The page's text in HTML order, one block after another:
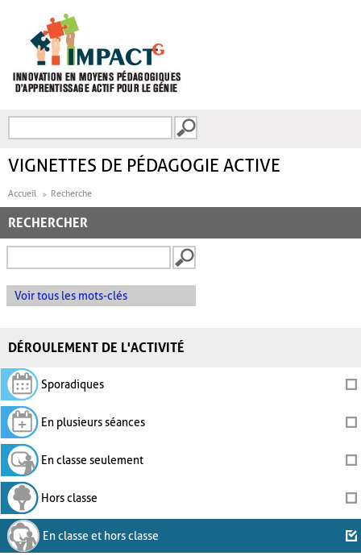
FORMULAIRE DE
VIGNETTES DE PÉDAGOGIE ACTIVE
Accueil Recherche
RECHERCHER
Voir tous les mots-clés
DÉROULEMENT DE L'ACTIVITÉ
Sporadiques
En plusieurs séances
En classe seulement
Hors classe
En classe et hors classe